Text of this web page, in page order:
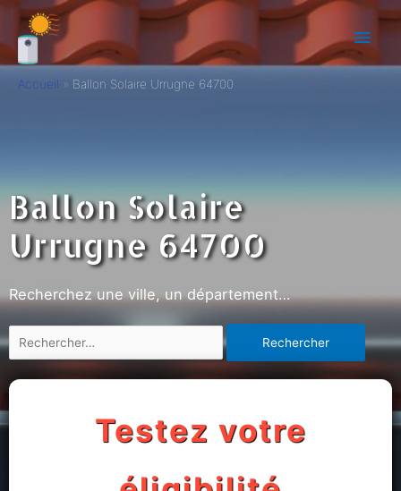
Accueil Ballon Solaire Urrugne 64700
Ballon Solaire
Urrugne 64700
Recherchez une ville, un département…
Testez votre